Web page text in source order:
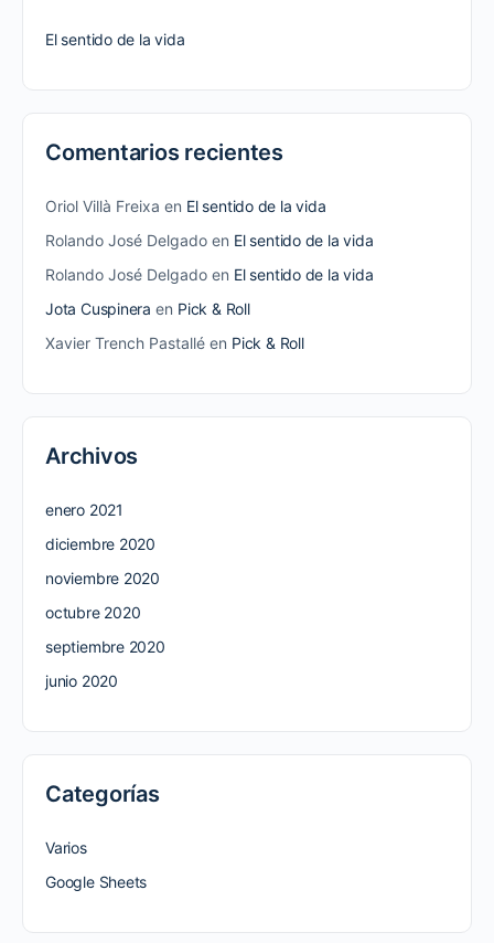
El sentido de la vida
Comentarios recientes
Oriol Villà Freixa en El sentido de la vida
Rolando José Delgado en El sentido de la vida
Rolando José Delgado en El sentido de la vida
Jota Cuspinera en Pick & Roll
Xavier Trench Pastallé en Pick & Roll
Archivos
enero 2021
diciembre 2020
noviembre 2020
octubre 2020
septiembre 2020
junio 2020
Categorías
Varios
Google Sheets